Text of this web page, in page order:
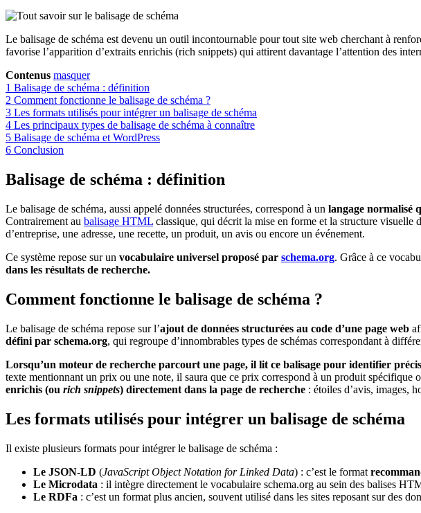
Le balisage de schéma est devenu un outil incontournable pour tout site web cherchant à
favorise l’apparition d’extraits enrichis (rich snippets) qui attirent davantage l’attention des
Contenus masquer
1 Balisage de schéma : définition
2 Comment fonctionne le balisage de schéma ?
3 Les formats utilisés pour intégrer un balisage de schéma
4 Les principaux types de balisage de schéma à connaître
5 Balisage de schéma et WordPress
6 Conclusion
Balisage de schéma : définition
Le balisage de schéma, aussi appelé données structurées, correspond à un langage normalisé
Contrairement au balisage HTML classique, qui décrit la mise en forme et la structure visuelle
d’entreprise, une adresse, une recette, un produit, un avis ou encore un événement.
Ce système repose sur un vocabulaire universel proposé par schema.org. Grâce à ce
dans les résultats de recherche.
Comment fonctionne le balisage de schéma ?
Le balisage de schéma repose sur l’ajout de données structurées au code d’une page web
défini par schema.org, qui regroupe d’innombrables types de schémas correspondant à
Lorsqu’un moteur de recherche parcourt une page, il lit ce balisage pour identifier
texte mentionnant un prix ou une note, il saura que ce prix correspond à un produit spécifique
enrichis (ou rich snippets) directement dans la page de recherche : étoiles d’avis, images,
Les formats utilisés pour intégrer un balisage de schéma
Il existe plusieurs formats pour intégrer le balisage de schéma :
Le JSON-LD (JavaScript Object Notation for Linked Data) : c’est le format
Le Microdata : il intègre directement le vocabulaire schema.org au sein des balises
Le RDFa : c’est un format plus ancien, souvent utilisé dans les sites reposant sur des